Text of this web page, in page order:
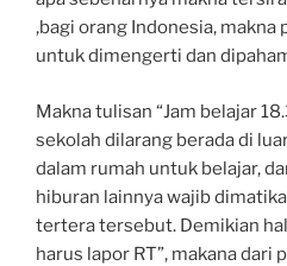
,bagi orang Indonesia, makna
untuk dimengerti dan
Makna tulisan “Jam belajar
sekolah dilarang berada di
dalam rumah untuk belajar,
hiburan lainnya wajib
tertera tersebut. Demikian
harus lapor RT”, makana dari